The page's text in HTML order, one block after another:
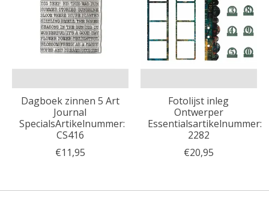
Dagboek zinnen 5 Art
Journal
SpecialsArtikelnummer:
CS416
€11,95
Fotolijst inleg
Ontwerper
Essentialsartikelnummer:
2282
€20,95